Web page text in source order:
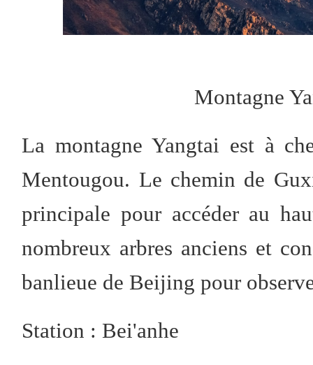
Montagne
La montagne Yangtai est à
Mentougou. Le chemin de
principale pour accéder au
nombreux arbres anciens et
banlieue de Beijing pour
Station : Bei'anhe